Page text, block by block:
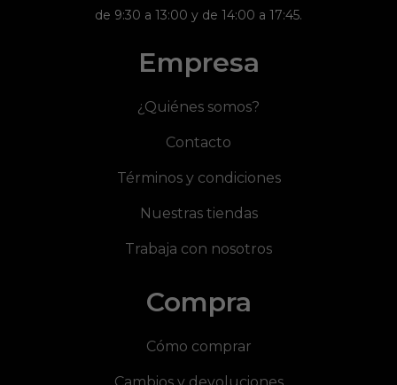
de 9:30 a 13:00 y de 14:00 a 17:45.
Empresa
¿Quiénes somos?
Contacto
Términos y condiciones
Nuestras tiendas
Trabaja con nosotros
Compra
Cómo comprar